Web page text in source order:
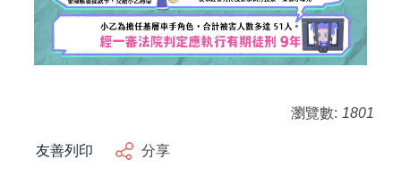
瀏覽數: 1801
友善列印 分享